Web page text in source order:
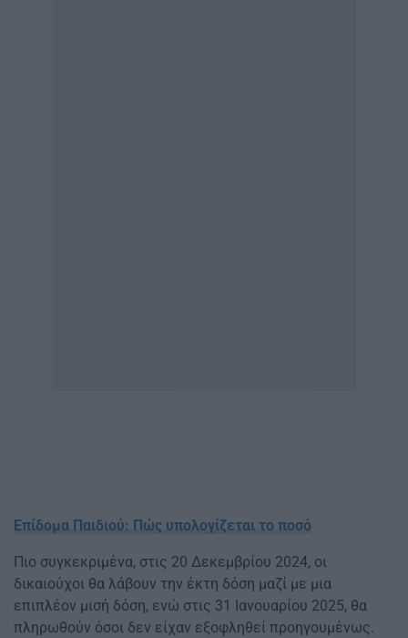
Επίδομα Παιδιού: Πώς υπολογίζεται το ποσό
Πιο συγκεκριμένα, στις 20 Δεκεμβρίου 2024, οι
δικαιούχοι θα λάβουν την έκτη δόση μαζί με μια
επιπλέον μισή δόση, ενώ στις 31 Ιανουαρίου 2025, θα
πληρωθούν όσοι δεν είχαν εξοφληθεί προηγουμένως.